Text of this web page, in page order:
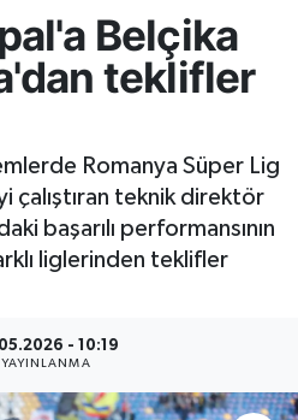
Belçika
teklifler
Romanya Süper Lig
çalıştıran teknik direktör
başarılı performansının
liglerinden teklifler
- 10:19
YAYINLANMA